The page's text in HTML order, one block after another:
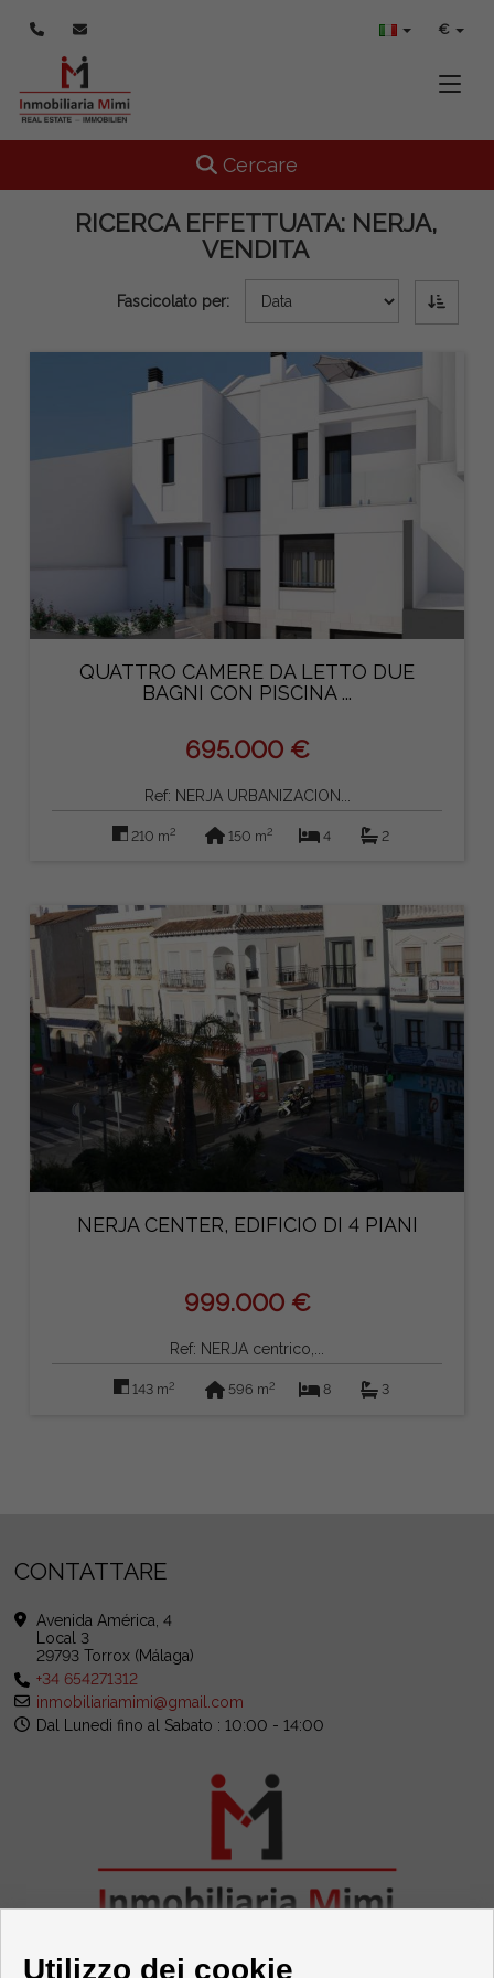
€
Toggle navigation
Cercare
RICERCA EFFETTUATA:NERJA,
VENDITA
Fascicolato per:
QUATTRO CAMERE DA LETTO DUE
BAGNI CON PISCINA ...
695.000 €
Ref: NERJA URBANIZACION...
210 m2 150 m2 4 2
NERJA CENTER, EDIFICIO DI 4 PIANI
999.000 €
Ref: NERJA centrico,...
143 m2 596 m2 8 3
CONTATTARE
Avenida América, 4
Local 3
29793 Torrox (Málaga)
+34 654271312
inmobiliariamimi@gmail.com
Dal Lunedi fino al Sabato : 10:00 - 14:00
Utilizzo dei cookie